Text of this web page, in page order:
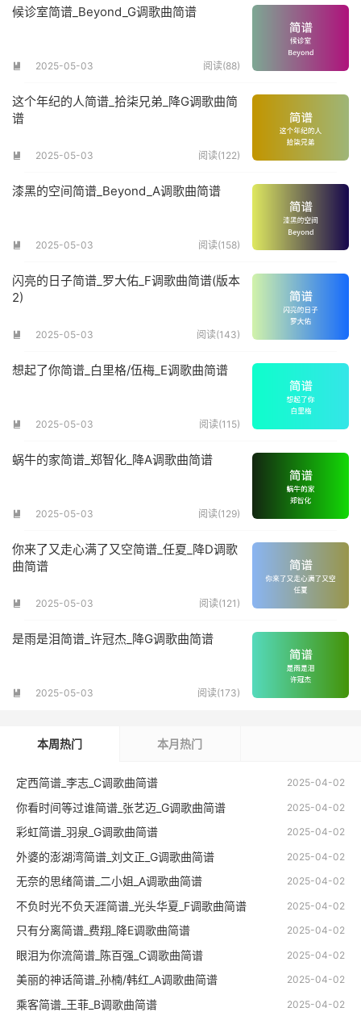
候诊室简谱_Beyond_G调歌曲简谱
 2025-05-03 阅读(88)
这个年纪的人简谱_拾柒兄弟_降G调歌曲简
谱
 2025-05-03 阅读(122)
漆黑的空间简谱_Beyond_A调歌曲简谱
 2025-05-03 阅读(158)
闪亮的日子简谱_罗大佑_F调歌曲简谱(版本
2)
 2025-05-03 阅读(143)
想起了你简谱_白里格/伍梅_E调歌曲简谱
 2025-05-03 阅读(115)
蜗牛的家简谱_郑智化_降A调歌曲简谱
 2025-05-03 阅读(129)
你来了又走心满了又空简谱_任夏_降D调歌
曲简谱
 2025-05-03 阅读(121)
是雨是泪简谱_许冠杰_降G调歌曲简谱
 2025-05-03 阅读(173)
本周热门 本月热门
2025-04-02
定西简谱_李志_C调歌曲简谱
2025-04-02
你看时间等过谁简谱_张艺迈_G调歌曲简谱
2025-04-02
彩虹简谱_羽泉_G调歌曲简谱
2025-04-02
外婆的澎湖湾简谱_刘文正_G调歌曲简谱
2025-04-02
无奈的思绪简谱_二小姐_A调歌曲简谱
2025-04-02
不负时光不负天涯简谱_光头华夏_F调歌曲简谱
2025-04-02
只有分离简谱_费翔_降E调歌曲简谱
2025-04-02
眼泪为你流简谱_陈百强_C调歌曲简谱
2025-04-02
美丽的神话简谱_孙楠/韩红_A调歌曲简谱
2025-04-02
乘客简谱_王菲_B调歌曲简谱